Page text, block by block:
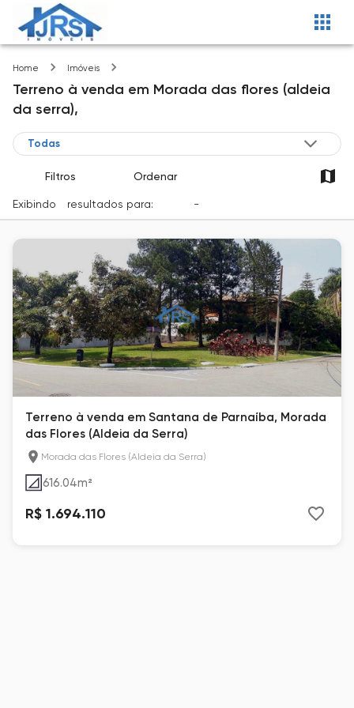
Home Imóveis
Terreno à venda em Morada das flores (aldeia
da serra),
Filtros Ordenar
Exibindo resultados para: -
Terreno à venda em Santana de Parnaíba, Morada
das Flores (Aldeia da Serra)
Morada das Flores (Aldeia da Serra)
616.04m²
R$ 1.694.110